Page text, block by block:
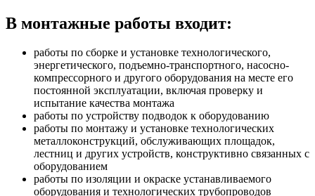
В монтажные работы входит:
работы по сборке и установке технологического,
энергетического, подъемно-транспортного, насосно-
компрессорного и другого оборудования на месте его
постоянной эксплуатации, включая проверку и
испытание качества монтажа
работы по устройству подводок к оборудованию
работы по монтажу и установке технологических
металлоконструкций, обслуживающих площадок,
лестниц и других устройств, конструктивно связанных с
оборудованием
работы по изоляции и окраске устанавливаемого
оборудования и технологических трубопроводов